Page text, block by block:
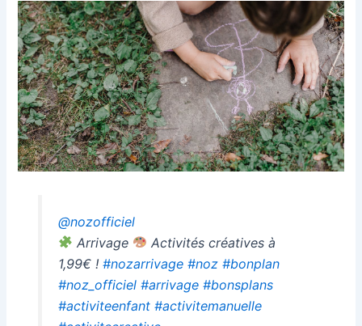
@nozofficiel
Arrivage
Activités créatives à
1,99€ ! #nozarrivage #noz #bonplan
#noz_officiel #arrivage #bonsplans
#activiteenfant #activitemanuelle